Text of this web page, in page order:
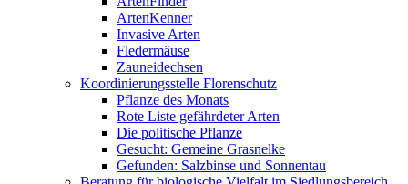
ArtenKenner
Invasive Arten
Fledermäuse
Zauneidechsen
Koordinierungsstelle Florenschutz
Pflanze des Monats
Rote Liste gefährdeter Arten
Die politische Pflanze
Gesucht: Gemeine Grasnelke
Gefunden: Salzbinse und Sonnentau